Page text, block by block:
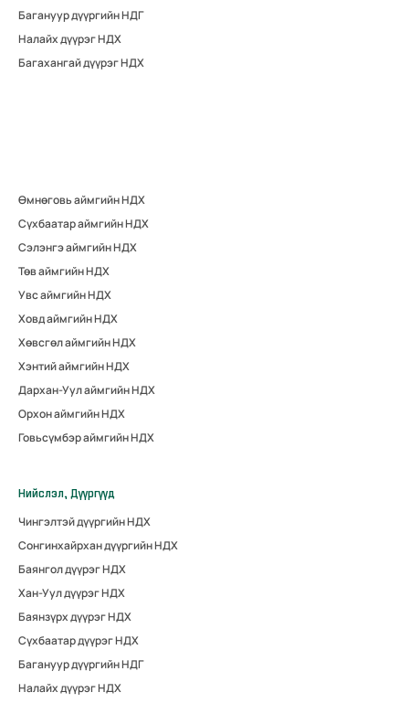
Багануур дүүргийн НДГ
Налайх дүүрэг НДХ
Багахангай дүүрэг НДХ
Өмнөговь аймгийн НДХ
Сүхбаатар аймгийн НДХ
Сэлэнгэ аймгийн НДХ
Төв аймгийн НДХ
Увс аймгийн НДХ
Ховд аймгийн НДХ
Хөвсгөл аймгийн НДХ
Хэнтий аймгийн НДХ
Дархан-Уул аймгийн НДХ
Орхон аймгийн НДХ
Говьсүмбэр аймгийн НДХ
Нийслэл, Дүүргүүд
Чингэлтэй дүүргийн НДХ
Сонгинхайрхан дүүргийн НДХ
Баянгол дүүрэг НДХ
Хан-Уул дүүрэг НДХ
Баянзүрх дүүрэг НДХ
Сүхбаатар дүүрэг НДХ
Багануур дүүргийн НДГ
Налайх дүүрэг НДХ